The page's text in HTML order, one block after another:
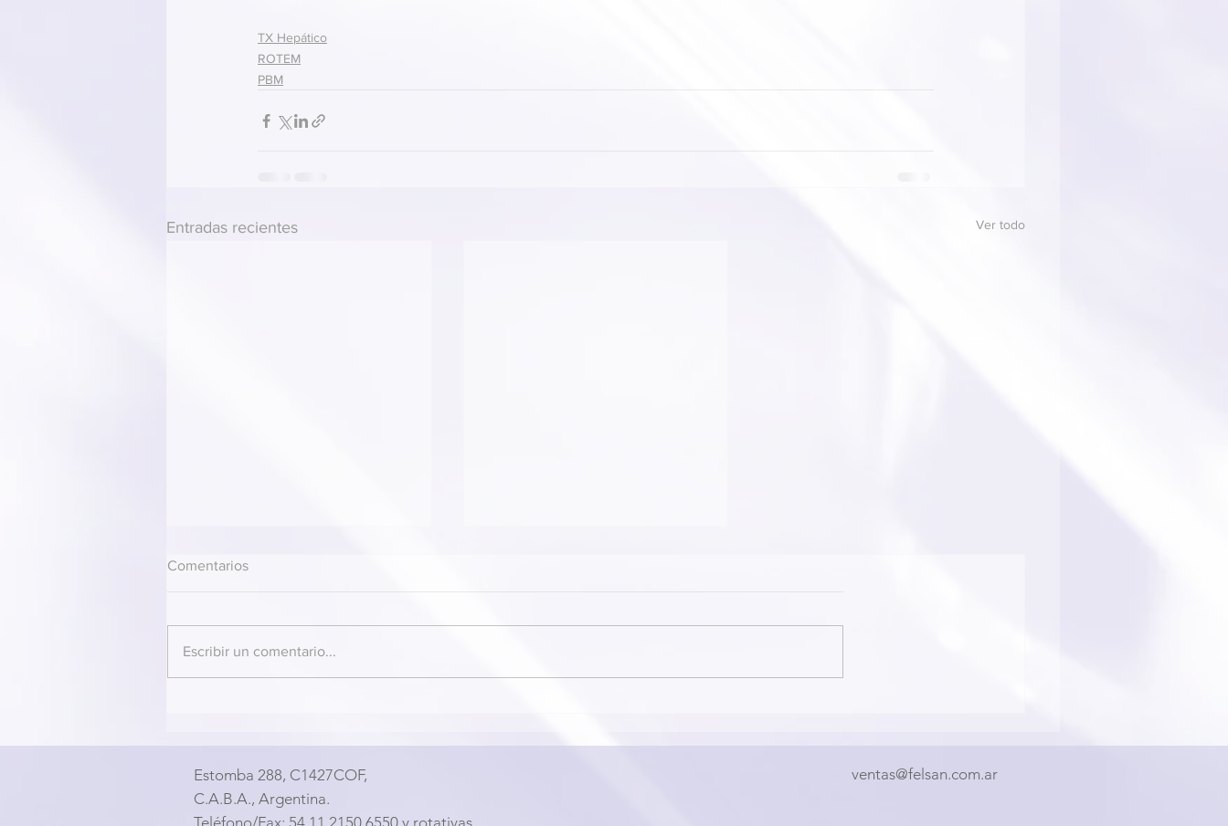
TX Hepático
ROTEM
PBM
Entradas recientes Ver todo
Clinical Cases
Comentarios
Escribir un comentario...
ventas@felsan.com.ar
Estomba 288, C1427COF,
C.A.B.A., Argentina.
Teléfono/Fax: 54 11 2150 6550 y rotativas.